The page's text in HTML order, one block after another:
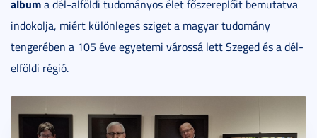
albuma dél-alföldi tudományos élet főszereplőit bemutatva
indokolja, miért különleges sziget a magyar tudomány
tengerében a 105 éve egyetemi várossá lett Szeged és a dél-
elföldi régió.